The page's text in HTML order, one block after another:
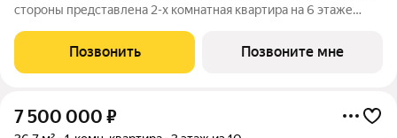
стороны представлена 2-х комнатная квартира на 6 этаже
представлены уникальные квартиры для ценителей формата
премиум. Пространство вокруг
Позвонить Позвоните мне
7 500 000 ₽